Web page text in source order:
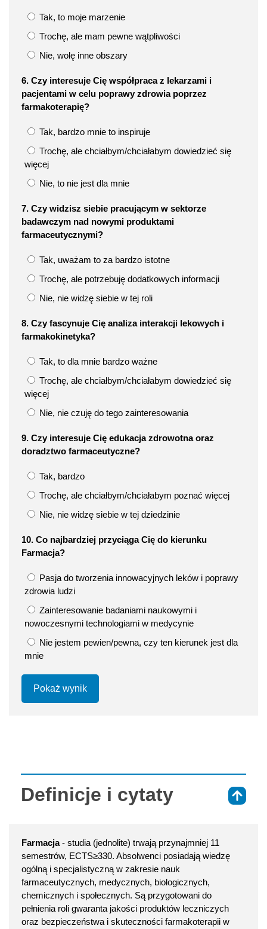
Tak, to moje marzenie
Trochę, ale mam pewne wątpliwości
Nie, wolę inne obszary
6. Czy interesuje Cię współpraca z lekarzami i
pacjentami w celu poprawy zdrowia poprzez
farmakoterapię?
Tak, bardzo mnie to inspiruje
Trochę, ale chciałbym/chciałabym dowiedzieć się
więcej
Nie, to nie jest dla mnie
7. Czy widzisz siebie pracującym w sektorze
badawczym nad nowymi produktami
farmaceutycznymi?
Tak, uważam to za bardzo istotne
Trochę, ale potrzebuję dodatkowych informacji
Nie, nie widzę siebie w tej roli
8. Czy fascynuje Cię analiza interakcji lekowych i
farmakokinetyka?
Tak, to dla mnie bardzo ważne
Trochę, ale chciałbym/chciałabym dowiedzieć się
więcej
Nie, nie czuję do tego zainteresowania
9. Czy interesuje Cię edukacja zdrowotna oraz
doradztwo farmaceutyczne?
Tak, bardzo
Trochę, ale chciałbym/chciałabym poznać więcej
Nie, nie widzę siebie w tej dziedzinie
10. Co najbardziej przyciąga Cię do kierunku
Farmacja?
Pasja do tworzenia innowacyjnych leków i poprawy
zdrowia ludzi
Zainteresowanie badaniami naukowymi i
nowoczesnymi technologiami w medycynie
Nie jestem pewien/pewna, czy ten kierunek jest dla
mnie
Pokaż wynik
Definicje i cytaty
Farmacja- studia (jednolite) trwają przynajmniej 11
semestrów, ECTS≥330. Absolwenci posiadają wiedzę
ogólną i specjalistyczną w zakresie nauk
farmaceutycznych, medycznych, biologicznych,
chemicznych i społecznych. Są przygotowani do
pełnienia roli gwaranta jakości produktów leczniczych
oraz bezpieczeństwa i skuteczności farmakoterapii w